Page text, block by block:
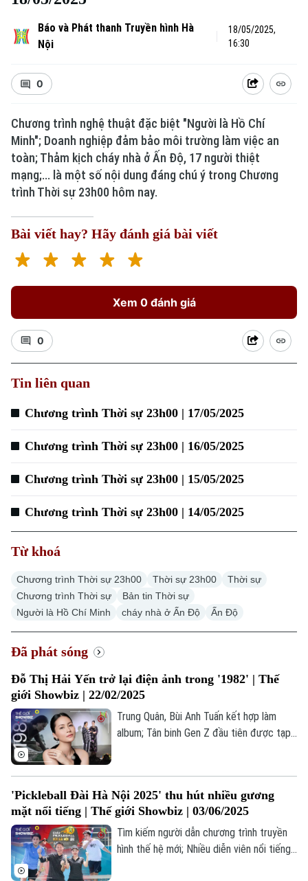
Xu hướng
Báo và Phát thanh Truyền hình Hà
Nội
18/05/2025,
16:30
0
Chương trình nghệ thuật đặc biệt "Người là Hồ Chí
Minh"; Doanh nghiệp đảm bảo môi trường làm việc an
toàn; Thảm kịch cháy nhà ở Ấn Độ, 17 người thiệt
mạng;... là một số nội dung đáng chú ý trong Chương
trình Thời sự 23h00 hôm nay.
Bài viết hay? Hãy đánh giá bài viết
Xem 0 đánh giá
0
Tin liên quan
Chương trình Thời sự 23h00 | 17/05/2025
Chương trình Thời sự 23h00 | 16/05/2025
Chương trình Thời sự 23h00 | 15/05/2025
Chương trình Thời sự 23h00 | 14/05/2025
Từ khoá
Chương trình Thời sự 23h00 Thời sự 23h00
Thời sự
Chương trình Thời sự
Bản tin Thời sự
Người là Hồ Chí Minh
cháy nhà ở Ấn Độ Ấn Độ
Đã phát sóng
Đỗ Thị Hải Yến trở lại điện ảnh trong '1982' | Thế
giới Showbiz | 22/02/2025
Trung Quân, Bùi Anh Tuấn kết hợp làm
album; Tân binh Gen Z đầu tiên được tạp
tin Thế giới Showbiz hôm nay.
'Pickleball Đài Hà Nội 2025' thu hút nhiều gương
mặt nổi tiếng | Thế giới Showbiz | 03/06/2025
Tìm kiếm người dẫn chương trình truyền
hình thế hệ mới; Nhiều diễn viên nổi tiếng